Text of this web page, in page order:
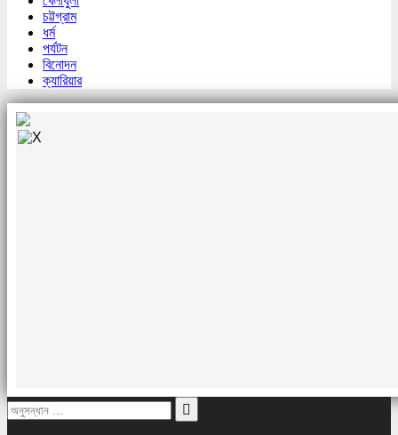
চট্টগ্রাম
ধর্ম
পর্যটন
বিনোদন
ক্যারিয়ার